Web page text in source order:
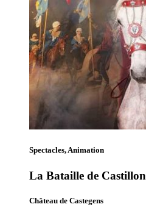
Spectacles, Animation
La Bataille de Castillon
Château de Castegens